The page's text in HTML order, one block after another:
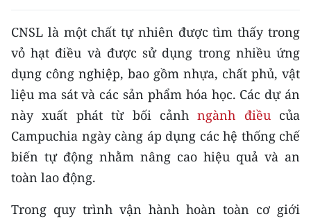
Media Thể thao
Media Giáo dục
Media Y tế
Media Khoa học - Công nghệ
Media Môi trường
Ảnh
Infographic
CNSL là một chất tự nhiên được tìm thấy trong
vỏ hạt điều và được sử dụng trong nhiều ứng
dụng công nghiệp, bao gồm nhựa, chất phủ, vật
liệu ma sát và các sản phẩm hóa học. Các dự án
này xuất phát từ bối cảnhngành điềucủa
Campuchia ngày càng áp dụng các hệ thống chế
biến tự động nhằm nâng cao hiệu quả và an
toàn lao động.
Trong quy trình vận hành hoàn toàn cơ giới